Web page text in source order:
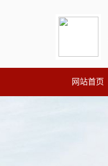
网站首页